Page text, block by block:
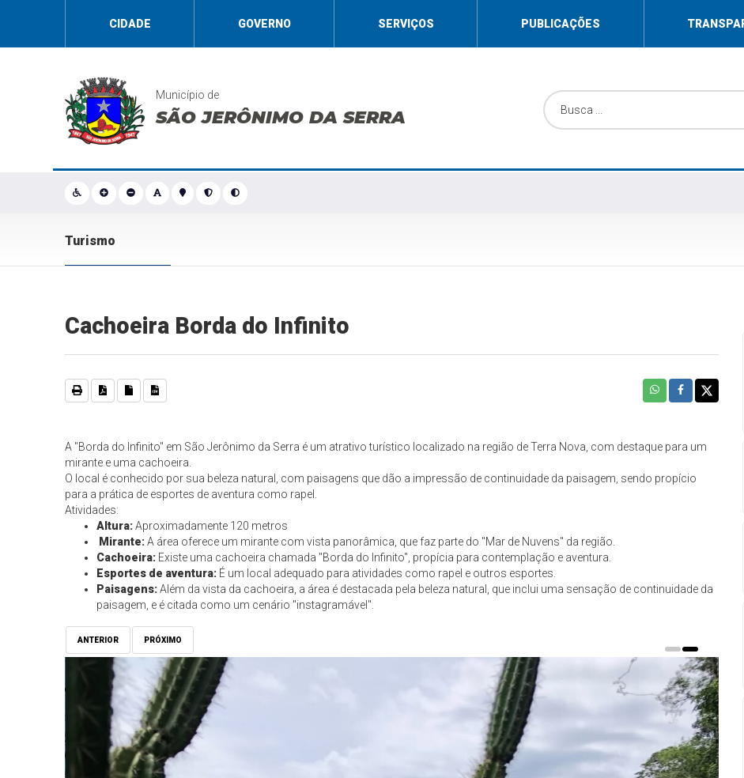
CIDADE GOVERNO SERVIÇOS PUBLICAÇÕES
Município de
SÃO JERÔNIMO DA SERRA
Turismo
Cachoeira Borda do Infinito
A "Borda do Infinito" em São Jerônimo da Serra é um atrativo turístico localizado na região de Terra Nova, com destaque para um
mirante e uma cachoeira.
O local é conhecido por sua beleza natural, com paisagens que dão a impressão de continuidade da paisagem, sendo propício
para a prática de esportes de aventura como rapel.
Atividades:
Altura:Aproximadamente 120 metros
Mirante:A área oferece um mirante com vista panorâmica, que faz parte do "Mar de Nuvens" da região.
Cachoeira: Existe uma cachoeira chamada "Borda do Infinito", propícia para contemplação e aventura.
Esportes de aventura: É um local adequado para atividades como rapel e outros esportes.
Paisagens:Além da vista da cachoeira, a área é destacada pela beleza natural, que inclui uma sensação de continuidade da
paisagem, e é citada como um cenário "instagramável".
ANTERIOR PRÓXIMO